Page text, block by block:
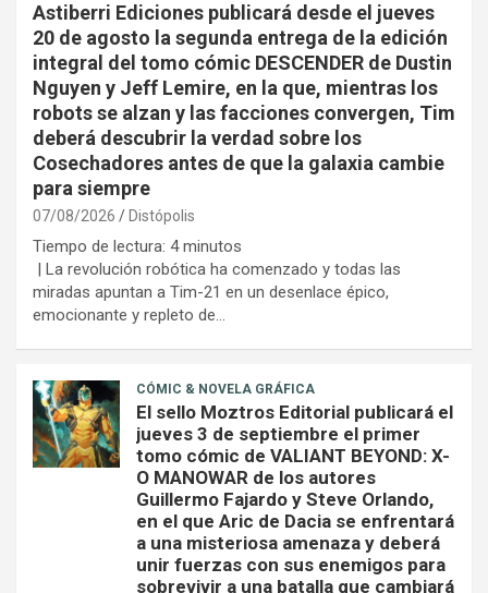
Astiberri Ediciones publicará desde el jueves
20 de agosto la segunda entrega de la edición
integral del tomo cómic DESCENDER de Dustin
Nguyen y Jeff Lemire, en la que, mientras los
robots se alzan y las facciones convergen, Tim
deberá descubrir la verdad sobre los
Cosechadores antes de que la galaxia cambie
para siempre
07/08/2026 Distópolis
Tiempo de lectura: 4 minutos
| La revolución robótica ha comenzado y todas las
miradas apuntan a Tim-21 en un desenlace épico,
emocionante y repleto de…
CÓMIC & NOVELA GRÁFICA
El sello Moztros Editorial publicará el
jueves 3 de septiembre el primer
tomo cómic de VALIANT BEYOND: X-
O MANOWAR de los autores
Guillermo Fajardo y Steve Orlando,
en el que Aric de Dacia se enfrentará
a una misteriosa amenaza y deberá
unir fuerzas con sus enemigos para
sobrevivir a una batalla que cambiará